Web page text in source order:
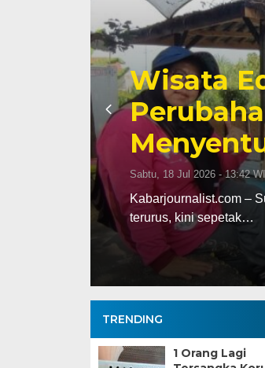
Ketua
Berikan
Selasa, 14 Jul 2026 - 16:28
Kabarjournalist.com –
lokasi Kelompok
TRENDING
1 Orang Lagi